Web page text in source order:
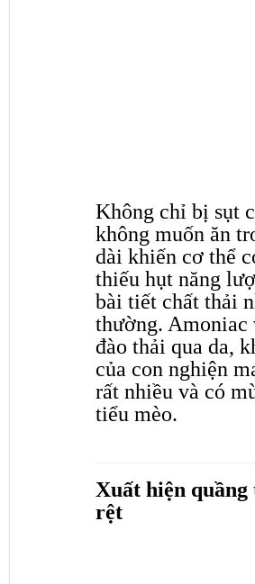
Không chỉ bị sụt
không muốn ăn
dài khiến cơ thể
thiếu hụt năng
bài tiết chất thải
thường. Amoniac
đào thải qua da,
của con nghiện
rất nhiều và có
tiểu mèo.
Xuất hiện
rệt